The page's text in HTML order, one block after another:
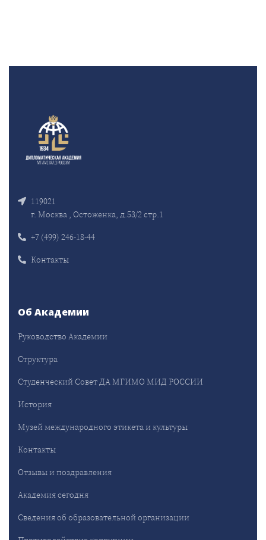
119021
г. Москва , Остоженка, д.53/2 стр.1
+7 (499) 246-18-44
Контакты
Об Академии
Руководство Академии
Структура
Студенческий Совет ДА МГИМО МИД РОССИИ
История
Музей международного этикета и культуры
Контакты
Отзывы и поздравления
Академия сегодня
Сведения об образовательной организации